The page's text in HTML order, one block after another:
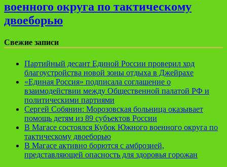
военного округа по тактическому
двоеборью
Свежие записи
Партийный десант Единой России проверил ход
благоустройства новой зоны отдыха в Джейрахе
«Единая Россия» подписала соглашение о
взаимодействии между Общественной палатой РФ и
политическими партиями
Сергей Собянин: Морозовская больница оказывает
помощь детям из 89 субъектов России
В Магасе состоялся Кубок Южного военного округа по
тактическому двоеборью
В Магасе активно борются с амброзией,
представляющей опасность для здоровья горожан